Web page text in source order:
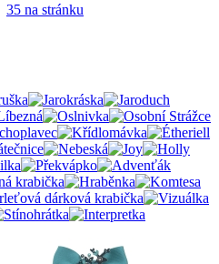
35 na stránku